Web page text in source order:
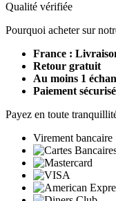
Qualité vérifiée
Pourquoi acheter sur
France :
Retour gratuit
Au moins 1
Paiement sécurisé
Payez en toute
Virement bancaire